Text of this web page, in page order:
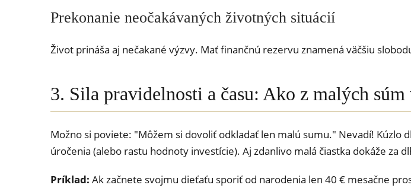
Prekonanie neočakávaných životných situácií
Život prináša aj nečakané výzvy. Mať finančnú rezervu znamená väčšiu
3. Sila pravidelnosti a času: Ako z malých
Možno si poviete: "Môžem si dovoliť odkladať len malú sumu." Nevadí!
úročenia (alebo rastu hodnoty investície). Aj zdanlivo malá čiastka dokáže za
Príklad: Ak začnete svojmu dieťaťu sporiť od narodenia len 40 € mesačne